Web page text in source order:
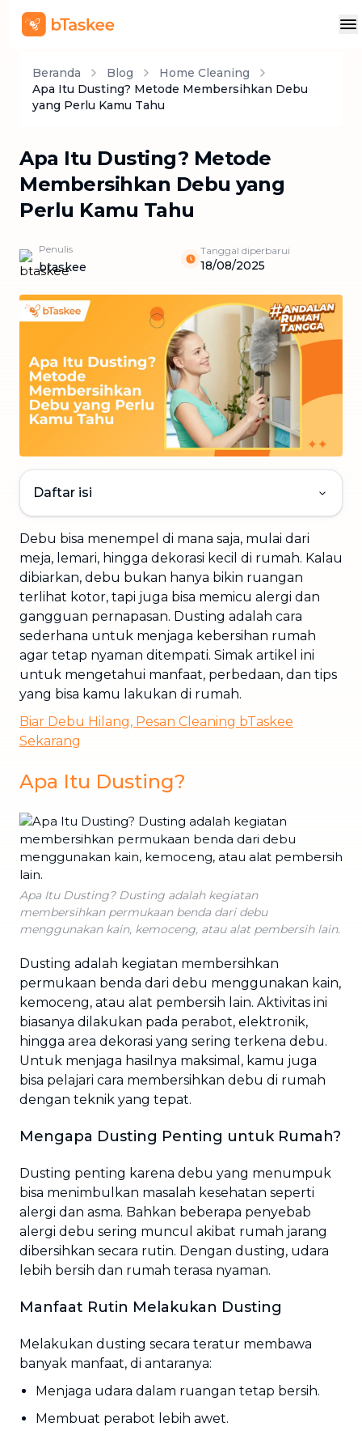
Beranda Blog
Home Cleaning
Apa Itu Dusting? Metode Membersihkan Debu
yang Perlu Kamu Tahu
Apa Itu Dusting? Metode
Membersihkan Debu yang
Perlu Kamu Tahu
Penulis
btaskee
Tanggal diperbarui
18/08/2025
Daftar isi
Debu bisa menempel di mana saja, mulai dari
meja, lemari, hingga dekorasi kecil di rumah. Kalau
dibiarkan, debu bukan hanya bikin ruangan
terlihat kotor, tapi juga bisa memicu alergi dan
gangguan pernapasan. Dusting adalah cara
sederhana untuk menjaga kebersihan rumah
agar tetap nyaman ditempati. Simak artikel ini
untuk mengetahui manfaat, perbedaan, dan tips
yang bisa kamu lakukan di rumah.
Biar Debu Hilang, Pesan Cleaning bTaskee
Sekarang
Apa Itu Dusting?
Apa Itu Dusting? Dusting adalah kegiatan
membersihkan permukaan benda dari debu
menggunakan kain, kemoceng, atau alat pembersih lain.
Dusting adalah kegiatan membersihkan
permukaan benda dari debu menggunakan kain,
kemoceng, atau alat pembersih lain. Aktivitas ini
biasanya dilakukan pada perabot, elektronik,
hingga area dekorasi yang sering terkena debu.
Untuk menjaga hasilnya maksimal, kamu juga
bisa pelajari cara membersihkan debu di rumah
dengan teknik yang tepat.
Mengapa Dusting Penting untuk Rumah?
Dusting penting karena debu yang menumpuk
bisa menimbulkan masalah kesehatan seperti
alergi dan asma. Bahkan beberapa penyebab
alergi debu sering muncul akibat rumah jarang
dibersihkan secara rutin. Dengan dusting, udara
lebih bersih dan rumah terasa nyaman.
Manfaat Rutin Melakukan Dusting
Melakukan dusting secara teratur membawa
banyak manfaat, di antaranya:
Menjaga udara dalam ruangan tetap bersih.
Membuat perabot lebih awet.